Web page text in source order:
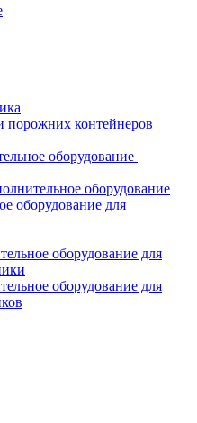
порожних контейнеров
оборудование
оборудование
оборудование для
оборудование для
оборудование для